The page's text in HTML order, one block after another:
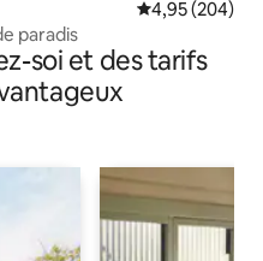
Évaluation
4,95 (204)
paradis
soi et des tarifs